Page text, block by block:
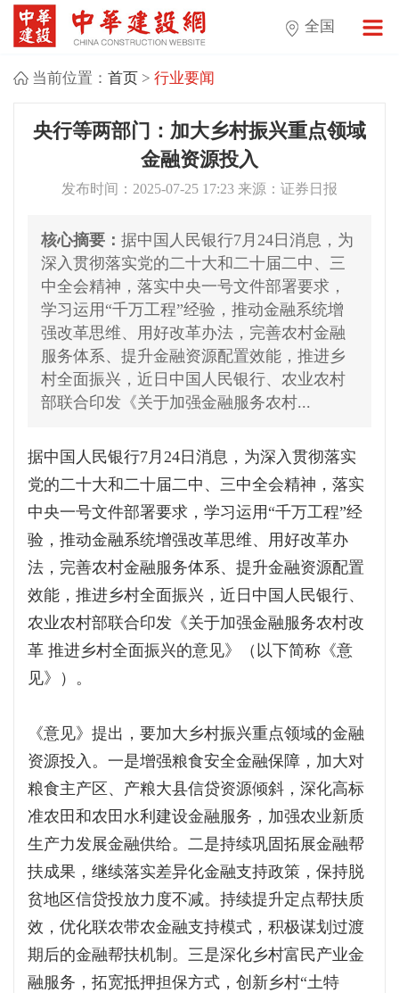
全国
当前位置： 首页> 行业要闻
央行等两部门：加大乡村振兴重点领域
金融资源投入
发布时间：2025-07-25 17:23 来源：证券日报
核心摘要： 据中国人民银行7月24日消息，为
深入贯彻落实党的二十大和二十届二中、三
中全会精神，落实中央一号文件部署要求，
学习运用“千万工程”经验，推动金融系统增
强改革思维、用好改革办法，完善农村金融
服务体系、提升金融资源配置效能，推进乡
村全面振兴，近日中国人民银行、农业农村
部联合印发《关于加强金融服务农村...
据中国人民银行7月24日消息，为深入贯彻落实
党的二十大和二十届二中、三中全会精神，落实
中央一号文件部署要求，学习运用“千万工程”经
验，推动金融系统增强改革思维、用好改革办
法，完善农村金融服务体系、提升金融资源配置
效能，推进乡村全面振兴，近日中国人民银行、
农业农村部联合印发《关于加强金融服务农村改
革 推进乡村全面振兴的意见》（以下简称《意
见》）。
《意见》提出，要加大乡村振兴重点领域的金融
资源投入。一是增强粮食安全金融保障，加大对
粮食主产区、产粮大县信贷资源倾斜，深化高标
准农田和农田水利建设金融服务，加强农业新质
生产力发展金融供给。二是持续巩固拓展金融帮
扶成果，继续落实差异化金融支持政策，保持脱
贫地区信贷投放力度不减。持续提升定点帮扶质
效，优化联农带农金融支持模式，积极谋划过渡
期后的金融帮扶机制。三是深化乡村富民产业金
融服务，拓宽抵押担保方式，创新乡村“土特